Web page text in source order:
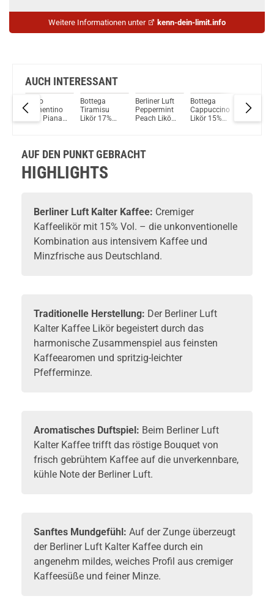
Weitere Informationen unter kenn-dein-limit.info
AUCH INTERESSANT
Caffo
Clementino
della Piana
Bottega
Tiramisu
Likör 17%
Berliner Luft
Peppermint
Peach Likör
Bottega
Cappuccino
Likör 15%
AUF DEN PUNKT GEBRACHT
HIGHLIGHTS
Berliner Luft Kalter Kaffee: Cremiger
Kaffeelikörmit 15% Vol. – die unkonventionelle
Kombination aus intensivem Kaffee und
Minzfrische aus Deutschland.
Traditionelle Herstellung: Der Berliner Luft
Kalter Kaffee Likör begeistert durch das
harmonische Zusammenspiel aus feinsten
Kaffeearomen und spritzig-leichter
Pfefferminze.
Aromatisches Duftspiel: Beim Berliner Luft
Kalter Kaffee trifft das röstige Bouquet von
frisch gebrühtem Kaffee auf die unverkennbare,
kühle Note der Berliner Luft.
Sanftes Mundgefühl: Auf der Zunge überzeugt
der Berliner Luft Kalter Kaffee durch ein
angenehm mildes, weiches Profil aus cremiger
Kaffeesüße und feiner Minze.